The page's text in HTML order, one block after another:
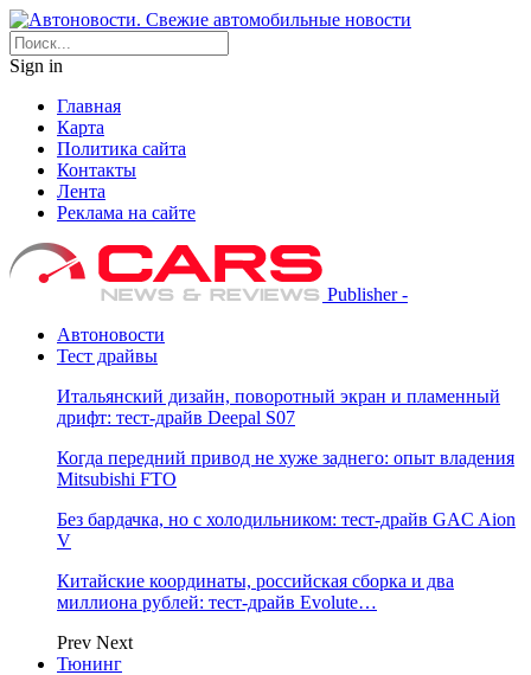
Sign in
Главная
Карта
Политика сайта
Контакты
Лента
Реклама на сайте
Publisher -
Автоновости
Тест драйвы
Итальянский дизайн, поворотный экран и пламенный
дрифт: тест-драйв Deepal S07
Когда передний привод не хуже заднего: опыт владения
Mitsubishi FTO
Без бардачка, но с холодильником: тест-драйв GAC Aion
V
Китайские координаты, российская сборка и два
миллиона рублей: тест-драйв Evolute…
Prev Next
Тюнинг